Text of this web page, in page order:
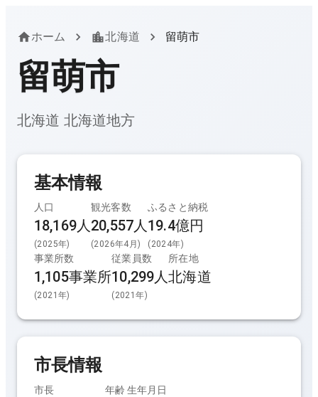
ホーム 北海道 留萌市
留萌市
北海道 北海道地方
基本情報
人口
18,169人
(2025年)
観光客数
20,557人
(2026年4月)
ふるさと納税
19.4億円
( 2024年)
事業所数
1,105事業所
(2021年)
従業員数
10,299人
( 2021年)
所在地
北海道
市長情報
市長
年齢 生年月日